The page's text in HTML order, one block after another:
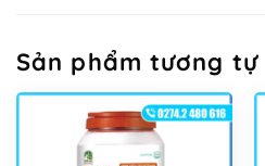
Sản phẩm tương tự